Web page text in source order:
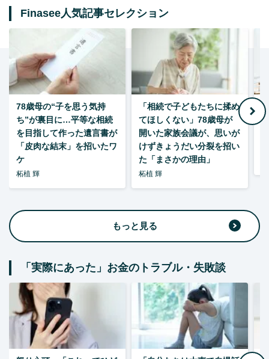
Finasee人気記事セレクション
78歳母の“子を思う気持
ち”が裏目に…平等な相続
を目指して作った遺言書が
「皮肉な結末」を招いたワ
ケ
柘植 輝
「相続で子どもたちに揉め
てほしくない」78歳母が
開いた家族会議が、思いが
けずきょうだい分裂を招い
た「まさかの理由」
柘植 輝
もっと見る
「実際にあった」お金のトラブル・失敗談